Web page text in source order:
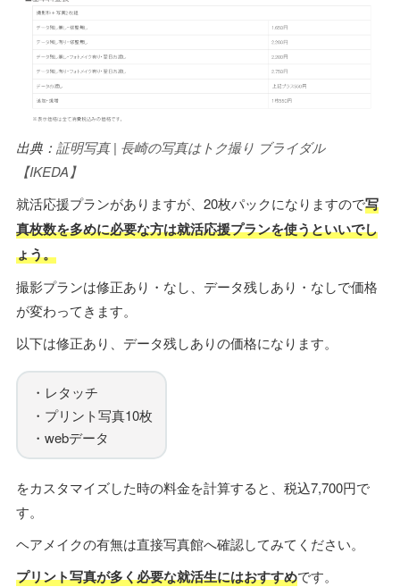
出典： 証明写真 | 長崎の写真はトク撮り ブライダル
【IKEDA】
就活応援プランがありますが、20枚パックになりますので写
真枚数を多めに必要な方は就活応援プランを使うといいでし
ょう。
撮影プランは修正あり・なし、データ残しあり・なしで価格
が変わってきます。
以下は修正あり、データ残しありの価格になります。
・レタッチ
・プリント写真10枚
・webデータ
をカスタマイズした時の料金を計算すると、税込7,700円で
す。
ヘアメイクの有無は直接写真館へ確認してみてください。
プリント写真が多く必要な就活生にはおすすめです。